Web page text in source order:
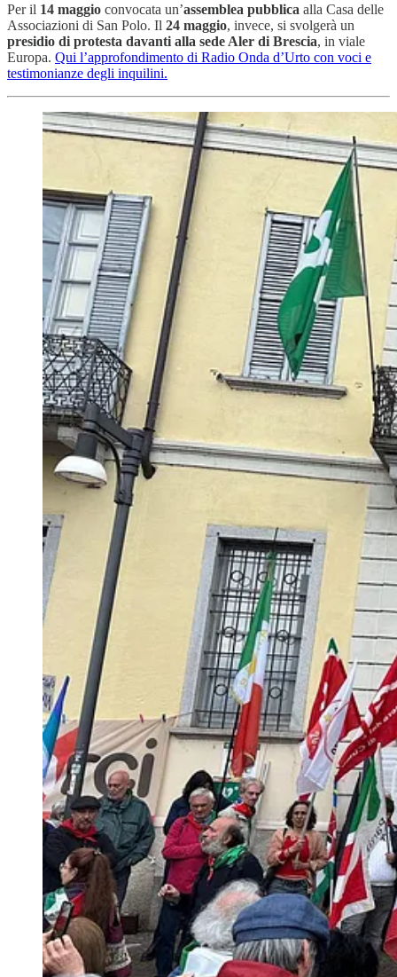
Per il 14 maggio convocata un’assemblea pubblica alla Casa delle
Associazioni di San Polo. Il 24 maggio, invece, si svolgerà un
presidio di protesta davanti alla sede Aler di Brescia, in viale
Europa. Qui l’approfondimento di Radio Onda d’Urto con voci e
testimonianze degli inquilini.